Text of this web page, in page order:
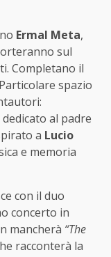
Ermal Meta,
sul
Completano il
spazio
al padre
a Lucio
e memoria
con il duo
concerto in
mancherà “The
racconterà la